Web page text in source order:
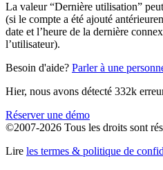
La valeur “Dernière utilisation”
(si le compte a été ajouté
date et l’heure de la dernière
l’utilisateur).
Besoin d'aide? Parler à une
Hier, nous avons détecté 332k
Réserver une démo
©2007-2026 Tous les droits sont
Lire les termes & politique de